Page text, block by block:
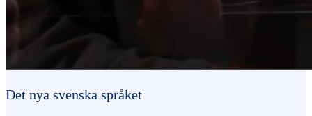
Det nya svenska språket